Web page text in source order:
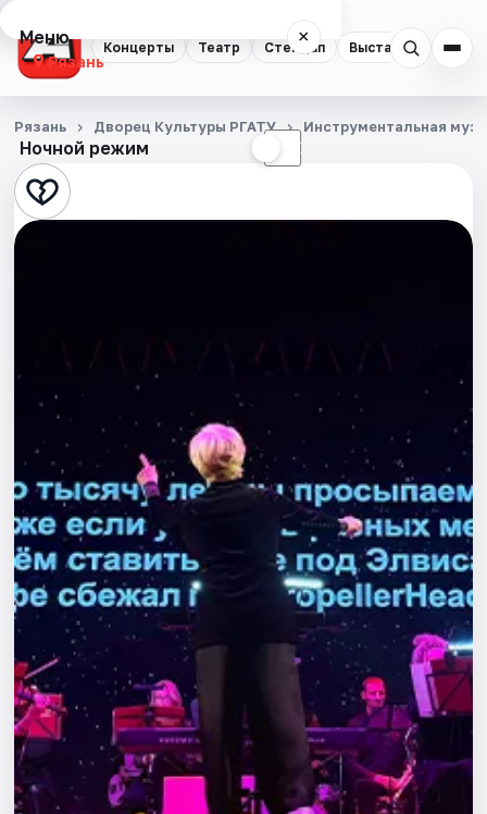
Концерты Театр Стендап Выставки
Меню ×
Рязань
Концерты
Театр
Стендап
Спорт
События
Города
Площадки
Артисты
Рейтинги
Ночной режим ☾
Рязань Дворец Культуры РГАТУ Инструментальная